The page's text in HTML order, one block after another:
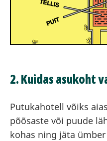
2. Kuidas asukoht
Putukahotell võiks
põõsaste või puude
kohas ning jäta